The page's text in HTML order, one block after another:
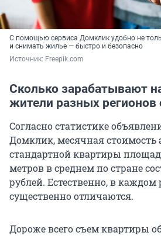
С помощью сервиса Домклик удобно не
и снимать жилье — быстро и безопасно
Источник: Freepik.com
Сколько зарабатывают
жители разных регионов
Согласно статистике
Домклик, месячная стоимость
стандартной квартиры
метров в среднем по стране
рублей. Естественно, в
существенно отличаются.
Дороже всего съем квартиры